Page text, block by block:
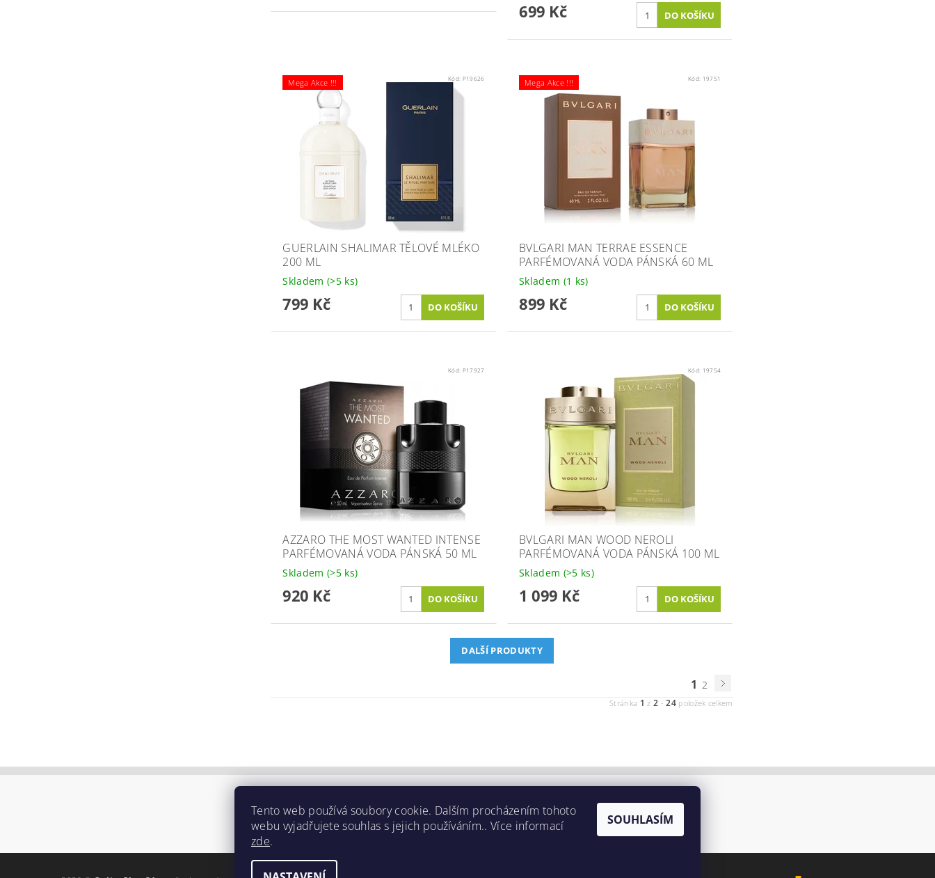
699 Kč
Mega Akce !!! Kód: P19626
GUERLAIN SHALIMAR TĚLOVÉ MLÉKO
200 ML
Skladem (>5 ks)
799 Kč
Mega Akce !!! Kód: 19751
BVLGARI MAN TERRAE ESSENCE
PARFÉMOVANÁ VODA PÁNSKÁ 60 ML
Skladem (1 ks)
899 Kč
Kód: P17927
AZZARO THE MOST WANTED INTENSE
PARFÉMOVANÁ VODA PÁNSKÁ 50 ML
Skladem (>5 ks)
920 Kč
Kód: 19754
BVLGARI MAN WOOD NEROLI
PARFÉMOVANÁ VODA PÁNSKÁ 100 ML
Skladem (>5 ks)
1 099 Kč
DALŠÍ PRODUKTY
1 2
Stránka 1 z2 -24položek celkem
Tento web používá soubory cookie. Dalším procházením tohoto
webu vyjadřujete souhlas s jejich používáním.. Více informací
zde.
SOUHLASÍM